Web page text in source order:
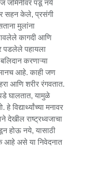
जमिनीवर पडू नये
सहन केले, प्रसंगी
मुलांना
कागदी आणि
पडलेले पहायला
करणाऱ्या
आहे. काही जण
आणि शरीर रंगवतात.
घालतात, यामुळे
विद्यार्थ्यांच्या मनावर
देखील राष्ट्रध्वजाचा
होऊ नये, यासाठी
आहे असे या निवेदनात